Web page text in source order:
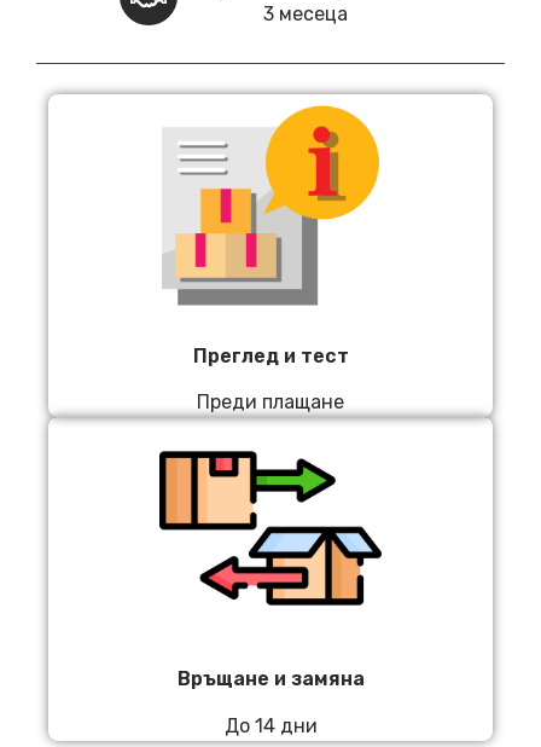
3 месеца
Преглед и тест
Преди плащане
Връщане и замяна
До 14 дни